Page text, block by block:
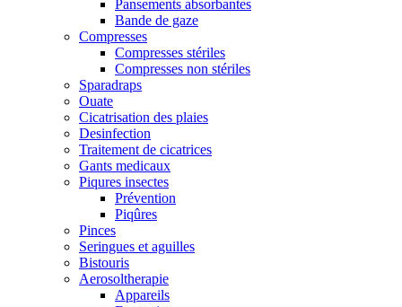
Pansements absorbantes
Bande de gaze
Compresses
Compresses stériles
Compresses non stériles
Sparadraps
Ouate
Cicatrisation des plaies
Desinfection
Traitement de cicatrices
Gants medicaux
Piqures insectes
Prévention
Piqûres
Pinces
Seringues et aguilles
Bistouris
Aerosoltherapie
Appareils